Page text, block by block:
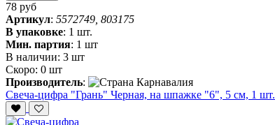
78 руб
Артикул: 5572749, 803175
В упаковке: 1 шт.
Мин. партия: 1 шт
В наличии: 3 шт
Скоро: 0 шт
Производитель:
Свеча-цифра "‎Грань" Черная, на шпажке "6", 5 см, 1 шт.